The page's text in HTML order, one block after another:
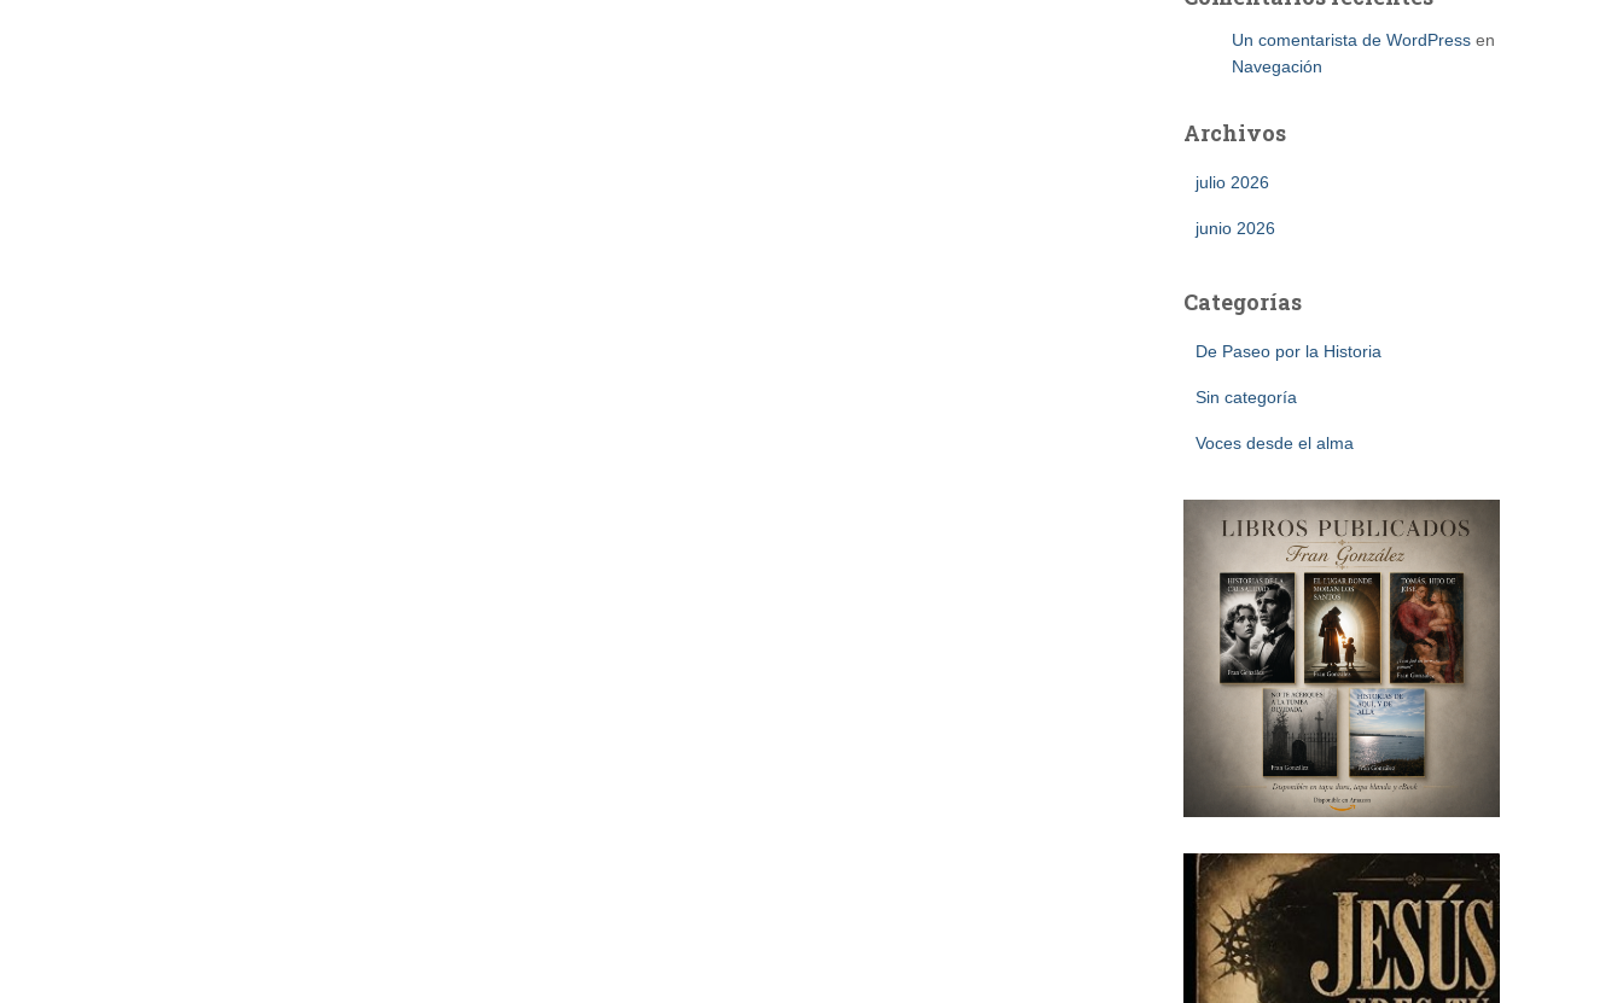
Un comentarista de WordPressen
Navegación
Archivos
julio 2026
junio 2026
Categorías
De Paseo por la Historia
Sin categoría
Voces desde el alma